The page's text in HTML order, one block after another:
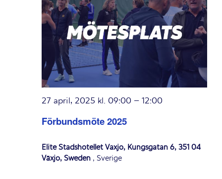
Förbundsmöte 2025
27 april, 2025 kl. 09:00 – 12:00
Elite Stadshotellet Vaxjo, Kungsgatan 6, 351 04
Växjö, Sweden , Sverige